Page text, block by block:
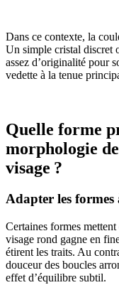
Dans ce contexte, la
Un simple cristal discret
assez d’originalité pour
vedette à la tenue
Quelle forme
morphologie
visage ?
Adapter les
Certaines formes
visage rond gagne en
étirent les traits. Au
douceur des boucles
effet d’équilibre subtil.